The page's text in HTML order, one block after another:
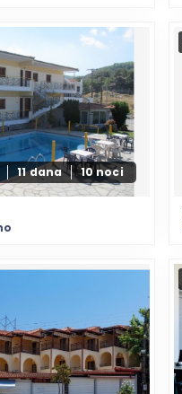
11 dana 10 noci